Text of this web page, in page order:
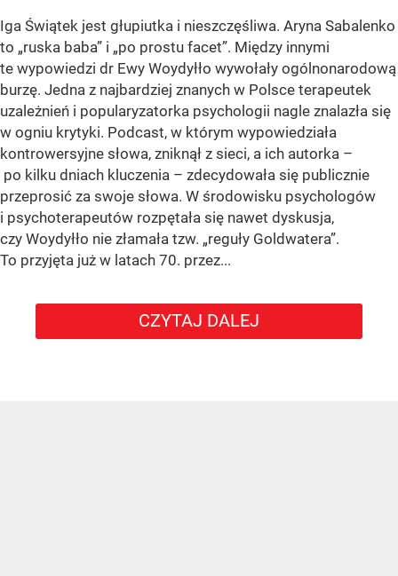
Iga Świątek jest głupiutka i nieszczęśliwa. Aryna Sabalenko
to „ruska baba” i „po prostu facet”. Między innymi
te wypowiedzi dr Ewy Woydyłło wywołały ogólnonarodową
burzę. Jedna z najbardziej znanych w Polsce terapeutek
uzależnień i popularyzatorka psychologii nagle znalazła się
w ogniu krytyki. Podcast, w którym wypowiedziała
kontrowersyjne słowa, zniknął z sieci, a ich autorka –
po kilku dniach kluczenia – zdecydowała się publicznie
przeprosić za swoje słowa. W środowisku psychologów
i psychoterapeutów rozpętała się nawet dyskusja,
czy Woydyłło nie złamała tzw. „reguły Goldwatera”.
To przyjęta już w latach 70. przez...
CZYTAJ DALEJ